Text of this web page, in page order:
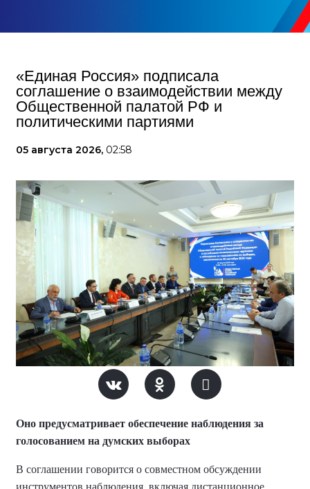
«Единая Россия» подписала
соглашение о взаимодействии между
Общественной палатой РФ и
политическими партиями
05 августа 2026, 02:58
Оно предусматривает обеспечение наблюдения за
голосованием на думских выборах
В соглашении говорится о совместном обсуждении
инструментов наблюдения, включая дистанционное